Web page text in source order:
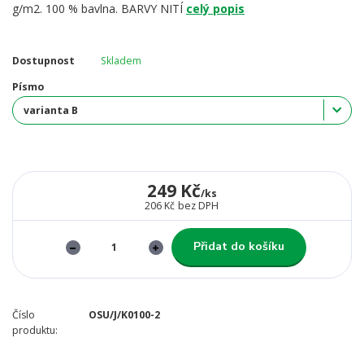
g/m2. 100 % bavlna. BARVY NITÍ celý popis
Dostupnost
Skladem
Písmo
249 Kč/ks
206 Kč bez DPH
Přidat do košíku
Číslo
produktu:
OSU/J/K0100-2